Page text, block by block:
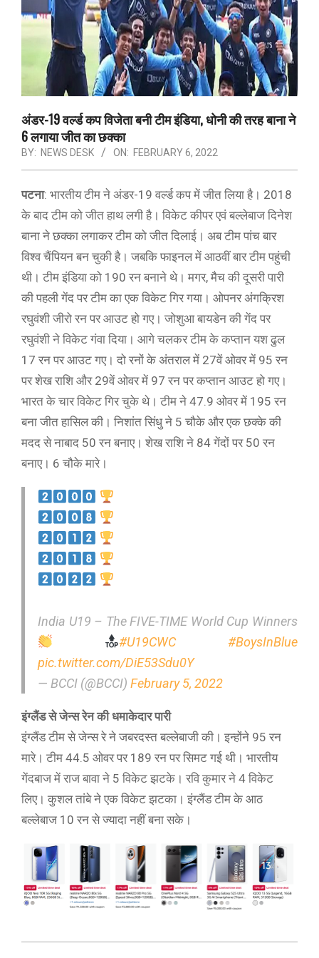
अंडर-19 वर्ल्ड कप विजेता बनी टीम इंडिया, धोनी की तरह बाना ने
6 लगाया जीत का छक्का
BY: NEWS DESK ON: FEBRUARY 6, 2022
पटना: भारतीय टीम ने अंडर-19 वर्ल्ड कप में जीत लिया है। 2018
के बाद टीम को जीत हाथ लगी है। विकेट कीपर एवं बल्लेबाज दिनेश
बाना ने छक्का लगाकर टीम को जीत दिलाई। अब टीम पांच बार
विश्व चैंपियन बन चुकी है। जबकि फाइनल में आठवीं बार टीम पहुंची
थी। टीम इंडिया को 190 रन बनाने थे। मगर, मैच की दूसरी पारी
की पहली गेंद पर टीम का एक विकेट गिर गया। ओपनर अंगक्रिश
रघुवंशी जीरो रन पर आउट हो गए। जोशुआ बायडेन की गेंद पर
रघुवंशी ने विकेट गंवा दिया। आगे चलकर टीम के कप्तान यश ढुल
17 रन पर आउट गए। दो रनों के अंतराल में 27वें ओवर में 95 रन
पर शेख राशि और 29वें ओवर में 97 रन पर कप्तान आउट हो गए।
भारत के चार विकेट गिर चुके थे। टीम ने 47.9 ओवर में 195 रन
बना जीत हासिल की। निशांत सिंधु ने 5 चौके और एक छक्के की
मदद से नाबाद 50 रन बनाए। शेख राशि ने 84 गेंदों पर 50 रन
बनाए। 6 चौके मारे।
India U19 – The FIVE-TIME World Cup Winners
#U19CWC
#BoysInBlue
pic.twitter.com/DiE53Sdu0Y
— BCCI (@BCCI)February 5, 2022
इंग्लैंड से जेन्स रेन की धमाकेदार पारी
इंग्लैंड टीम से जेन्स रे ने जबरदस्त बल्लेबाजी की। इन्होंने 95 रन
मारे। टीम 44.5 ओवर पर 189 रन पर सिमट गई थी। भारतीय
गेंदबाज में राज बावा ने 5 विकेट झटके। रवि कुमार ने 4 विकेट
लिए। कुशल तांबे ने एक विकेट झटका। इंग्लैंड टीम के आठ
बल्लेबाज 10 रन से ज्यादा नहीं बना सके।